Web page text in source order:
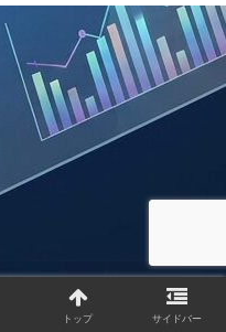
トップ サイドバー